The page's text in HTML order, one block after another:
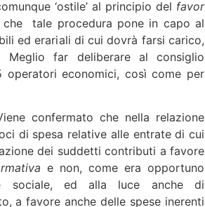
‘ostile’ al principio del favor
che tale procedura pone in capo al
ed erariali di cui dovrà farsi carico,
Meglio far deliberare al consiglio
economici, così come per
confermato che nella relazione
di spesa relative alle entrate di cui
dei suddetti contributi a favore
e non, come era opportuno
sociale, ed alla luce anche di
a favore anche delle spese inerenti